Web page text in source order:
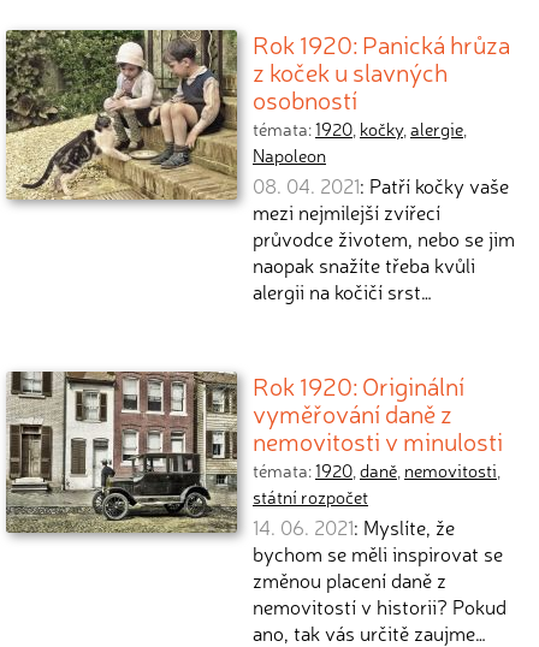
Rok 1920: Panická hrůza
z koček u slavných
osobností
témata:1920, kočky,alergie,
Napoleon
08. 04. 2021: Patří kočky vaše
mezi nejmilejší zvířecí
průvodce životem, nebo se jim
naopak snažíte třeba kvůli
alergii na kočičí srst…
Rok 1920: Originální
vyměřování daně z
nemovitosti v minulosti
témata:1920,daně, nemovitosti,
státní rozpočet
14. 06. 2021: Myslíte, že
bychom se měli inspirovat se
změnou placení daně z
nemovitostí v historii? Pokud
ano, tak vás určitě zaujme…